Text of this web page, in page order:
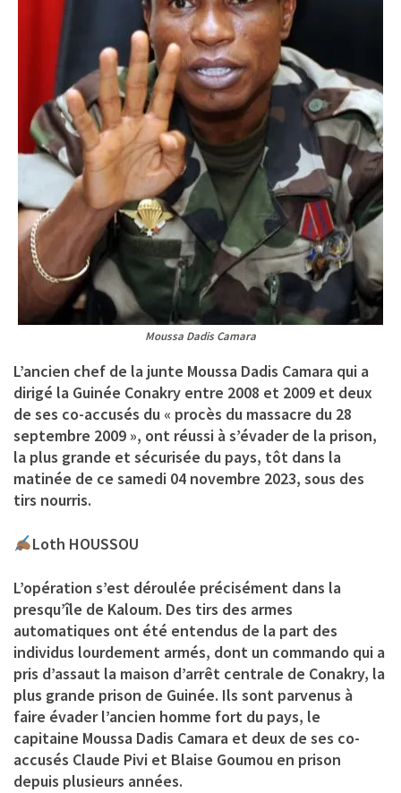
Moussa Dadis Camara
L’ancien chef de la junte Moussa Dadis Camara qui a
dirigé la Guinée Conakry entre 2008 et 2009 et deux
de ses co-accusés du « procès du massacre du 28
septembre 2009 », ont réussi à s’évader de la prison,
la plus grande et sécurisée du pays, tôt dans la
matinée de ce samedi 04 novembre 2023, sous des
tirs nourris.
Loth HOUSSOU
L’opération s’est déroulée précisément dans la
presqu’île de Kaloum. Des tirs des armes
automatiques ont été entendus de la part des
individus lourdement armés, dont un commando qui a
pris d’assaut la maison d’arrêt centrale de Conakry, la
plus grande prison de Guinée. Ils sont parvenus à
faire évader l’ancien homme fort du pays, le
capitaine Moussa Dadis Camara et deux de ses co-
accusés Claude Pivi et Blaise Goumou en prison
depuis plusieurs années.